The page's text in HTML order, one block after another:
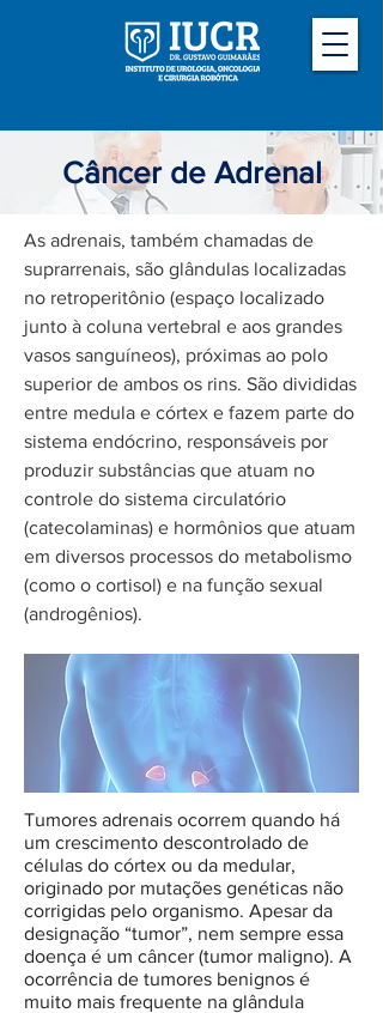
Câncer de Adrenal
As adrenais, também chamadas de
suprarrenais, são glândulas localizadas
no retroperitônio (espaço localizado
junto à coluna vertebral e aos grandes
vasos sanguíneos), próximas ao polo
superior de ambos os rins. São divididas
entre medula e córtex e fazem parte do
sistema endócrino, responsáveis por
produzir substâncias que atuam no
controle do sistema circulatório
(catecolaminas) e hormônios que atuam
em diversos processos do metabolismo
(como o cortisol) e na função sexual
(androgênios).
Tumores adrenais ocorrem quando há
um crescimento descontrolado de
células do córtex ou da medular,
originado por mutações genéticas não
corrigidas pelo organismo. Apesar da
designação “tumor”, nem sempre essa
doença é um câncer (tumor maligno). A
ocorrência de tumores benignos é
muito mais frequente na glândula